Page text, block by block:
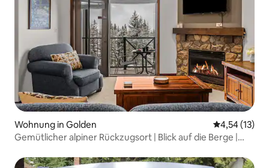
Wohnung in Golden
4,54 (13)
Gemütlicher alpiner Rückzugsort | Blick auf die Berge |